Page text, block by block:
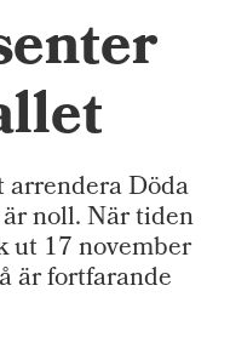
Döda
noll. När tiden
ut 17 november
är fortfarande